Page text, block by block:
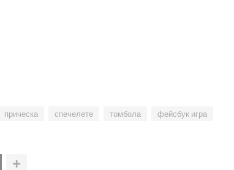
прическа спечелете томбола
фейсбук игра